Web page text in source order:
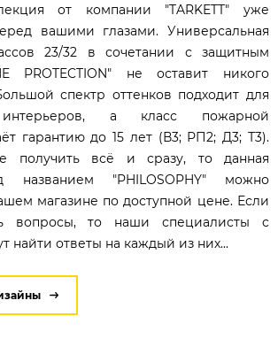
от компании "TARKETT" уже
вашими глазами. Универсальная
23/32 в сочетании с защитным
PROTECTION" не оставит никого
спектр оттенков подходит для
интерьеров, а класс пожарной
гарантию до 15 лет (В3; РП2; Д3; Т3).
получить всё и сразу, то данная
названием "PHILOSOPHY" можно
магазине по доступной цене. Если
вопросы, то наши специалисты с
найти ответы на каждый из них...